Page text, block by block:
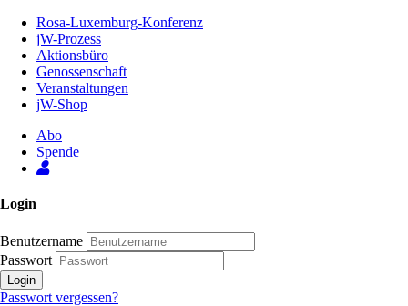
Inhalt
Seite
Rosa-Luxemburg-Konferenz
jW-Prozess
Aktionsbüro
Genossenschaft
Veranstaltungen
jW-Shop
Abo
Spende
Login
Benutzername
Passwort
Login
Passwort vergessen?